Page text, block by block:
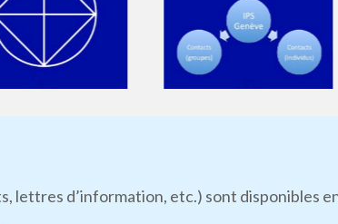
lettres d’information, etc.) sont disponibles